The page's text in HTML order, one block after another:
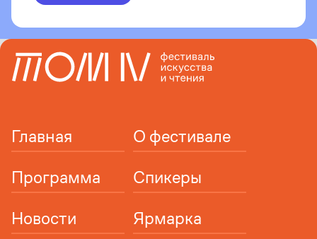
Главная О фестивале
Программа Спикеры
Новости Ярмарка